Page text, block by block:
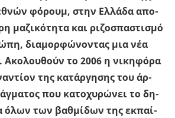
φό­ρουμ, στην Ελ­λά­δα απο­
μα­ζι­κό­τη­τα και ρι­ζο­σπα­στι­σμό
δια­μορ­φώ­νο­ντας μια νέα
Ακο­λου­θούν το 2006 η νι­κη­φό­ρα
της κα­τάρ­γη­σης του άρ­
που κα­το­χυ­ρώ­νει το δη­
όλων των βαθ­μί­δων της εκ­παί­